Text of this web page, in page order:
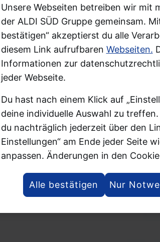
Unsere Webseiten betreiben wir mit
der ALDI SÜD Gruppe gemeinsam.
bestätigen“ akzeptierst du alle
diesem Link aufrufbaren Webseiten.
Informationen zur
jeder Webseite.
Du hast nach einem Klick auf
deine individuelle Auswahl zu
du nachträglich jederzeit über den
Einstellungen“ am Ende jeder Seite
anpassen. Änderungen in den
Fenstern deines Browsers oder der
werden wirksam, wenn die jeweilige
die App aktualisiert oder
Nur
Alle bestätigen